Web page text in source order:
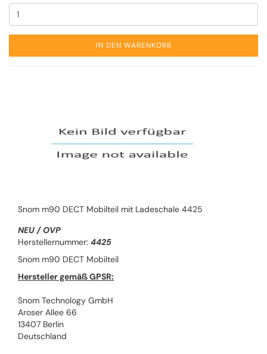
IN DEN WARENKORB
Snom m90 DECT Mobilteil mit Ladeschale 4425
NEU / OVP
Herstellernummer: 4425
Snom m90 DECT Mobilteil
Hersteller gemäß GPSR:
Snom Technology GmbH
Aroser Allee 66
13407 Berlin
Deutschland